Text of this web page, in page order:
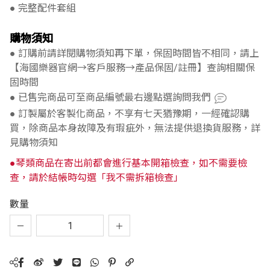
● 完整配件套組
購物須知
● 訂購前請詳閱購物須知再下單，保固時間皆不相同，請上
【海國樂器官網→客戶服務→產品保固/註冊】查詢相關保
固時間
● 已售完商品可至商品編號最右邊點選詢問我們
● 訂製屬於客製化商品，不享有七天猶豫期，一經確認購
買，除商品本身故障及有瑕疵外，無法提供退換貨服務，詳
見購物須知
●琴類商品在寄出前都會進行基本開箱檢查，如不需要檢
查，請於結帳時勾選「我不需拆箱檢查」
數量